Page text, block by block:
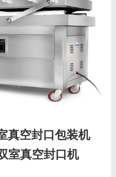
空封口包装机
室真空封口机